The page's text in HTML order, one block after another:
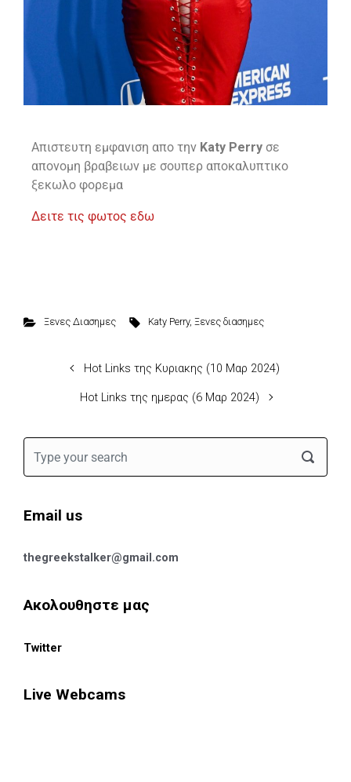
Απιστευτη εμφανιση απο την Katy Perry σε
απονομη βραβειων με σουπερ αποκαλυπτικο
ξεκωλο φορεμα
Δειτε τις φωτος εδω
Ξενες Διασημες Katy Perry,Ξενες διασημες
Hot Links της Κυριακης (10 Μαρ 2024)
Hot Links της ημερας (6 Μαρ 2024)
Email us
thegreekstalker@gmail.com
Ακολουθηστε μας
Twitter
Live Webcams